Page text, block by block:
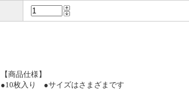
【商品仕様】
●10枚入り ●サイズはさまざまです